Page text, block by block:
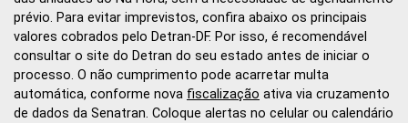
prévio. Para evitar imprevistos, confira abaixo os principais
valores cobrados pelo Detran-DF. Por isso, é recomendável
consultar o site do Detran do seu estado antes de iniciar o
processo. O não cumprimento pode acarretar multa
automática, conforme nova fiscalização ativa via cruzamento
de dados da Senatran. Coloque alertas no celular ou calendário